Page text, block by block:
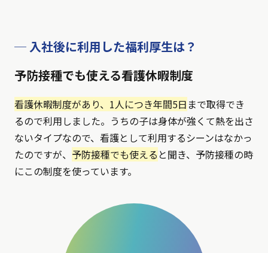
─ 入社後に利用した福利厚生は？
予防接種でも使える看護休暇制度
看護休暇制度があり、1人につき年間5日 まで取得でき
るので利用しました。うちの子は身体が強くて熱を出さ
ないタイプなので、看護として利用するシーンはなかっ
たのですが、 予防接種でも使える と聞き、予防接種の時
にこの制度を使っています。